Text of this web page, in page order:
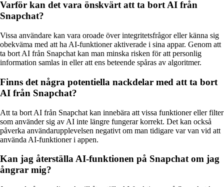
Varför kan det vara önskvärt att ta bort AI från
Snapchat?
Vissa användare kan vara oroade över integritetsfrågor eller känna sig
obekväma med att ha AI-funktioner aktiverade i sina appar. Genom att
ta bort AI från Snapchat kan man minska risken för att personlig
information samlas in eller att ens beteende spåras av algoritmer.
Finns det några potentiella nackdelar med att ta bort
AI från Snapchat?
Att ta bort AI från Snapchat kan innebära att vissa funktioner eller filter
som använder sig av AI inte längre fungerar korrekt. Det kan också
påverka användarupplevelsen negativt om man tidigare var van vid att
använda AI-funktioner i appen.
Kan jag återställa AI-funktionen på Snapchat om jag
ångrar mig?